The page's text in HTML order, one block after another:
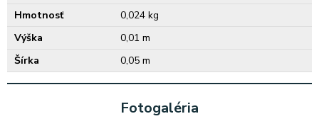
Hmotnosť
0,024 kg
Výška
0,01 m
Šírka
0,05 m
Fotogaléria